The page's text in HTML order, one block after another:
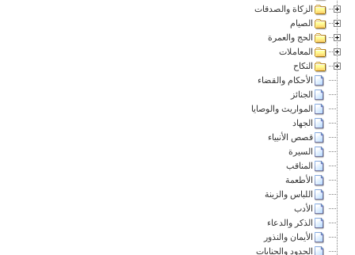
الزكاة والصدقات
الصيام
الحج والعمرة
المعاملات
النكاح
الأحكام والقضاء
الجنائز
المواريث والوصايا
الجهاد
قصص الأنبياء
السيرة
المناقب
الأطعمة
اللباس والزينة
الأدب
الذكر والدعاء
الأيمان والنذور
الحدود والجنايات